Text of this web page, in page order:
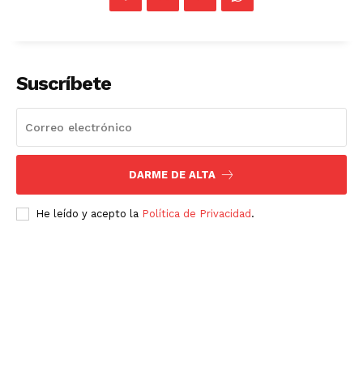
Suscríbete
DARME DE ALTA
He leído y acepto la Política de Privacidad .